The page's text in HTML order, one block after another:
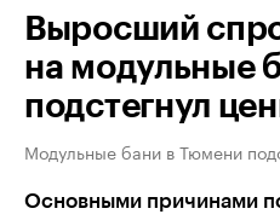
Выросший
на модульные
подстегнул
Модульные бани в Тюмени
Основными причинами